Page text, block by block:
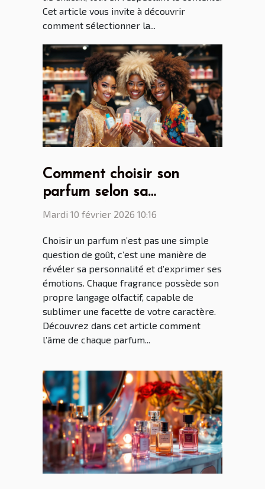
Cet article vous invite à découvrir
comment sélectionner la...
Comment choisir son
parfum selon sa
personnalité?
Mardi 10 février 2026 10:16
Choisir un parfum n’est pas une simple
question de goût, c’est une manière de
révéler sa personnalité et d’exprimer ses
émotions. Chaque fragrance possède son
propre langage olfactif, capable de
sublimer une facette de votre caractère.
Découvrez dans cet article comment
l’âme de chaque parfum...